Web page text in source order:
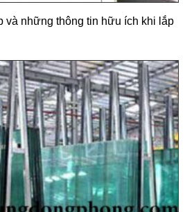
và những thông tin hữu ích khi lắp